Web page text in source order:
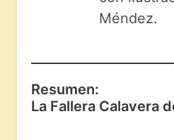
Méndez.
Resumen:
La Fallera Calavera